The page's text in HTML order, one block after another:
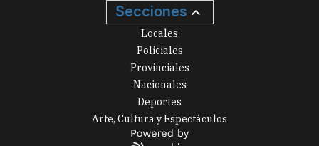
Secciones
Locales
Policiales
Provinciales
Nacionales
Deportes
Arte, Cultura y Espectáculos